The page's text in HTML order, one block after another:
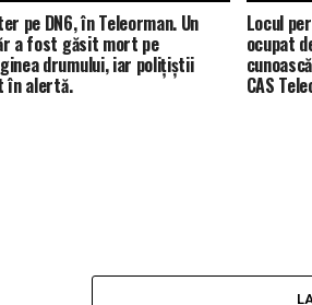
pe DN6, în Teleorman. Un
a fost găsit mort pe
drumului, iar polițiștii
în alertă.
Locul
ocupat
CAS